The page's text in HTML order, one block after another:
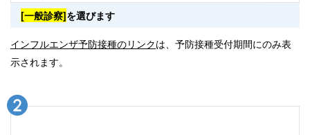
[一般診察]を選びます
インフルエンザ予防接種のリンクは、予防接種受付期間にのみ表
示されます。